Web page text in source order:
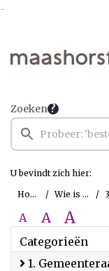
Ga naar de inhoud van
Zoeken
U bevindt zich hier:
Home
Wie is wie
A A A
Categorieën
1.